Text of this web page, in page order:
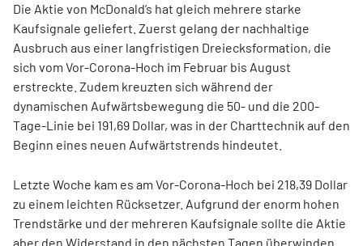
Die Aktie von McDonald’s hat gleich mehrere starke
Kaufsignale geliefert. Zuerst gelang der nachhaltige
Ausbruch aus einer langfristigen Dreiecksformation, die
sich vom Vor-Corona-Hoch im Februar bis August
erstreckte. Zudem kreuzten sich während der
dynamischen Aufwärtsbewegung die 50- und die 200-
Tage-Linie bei 191,69 Dollar, was in der Charttechnik auf den
Beginn eines neuen Aufwärtstrends hindeutet.
Letzte Woche kam es am Vor-Corona-Hoch bei 218,39 Dollar
zu einem leichten Rücksetzer. Aufgrund der enorm hohen
Trendstärke und der mehreren Kaufsignale sollte die Aktie
aber den Widerstand in den nächsten Tagen überwinden